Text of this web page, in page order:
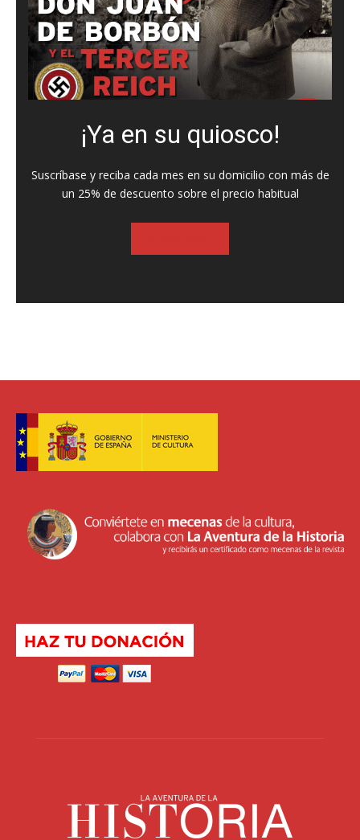
¡Ya en su quiosco!
Suscríbase y reciba cada mes en su domicilio con más de
un 25% de descuento sobre el precio habitual